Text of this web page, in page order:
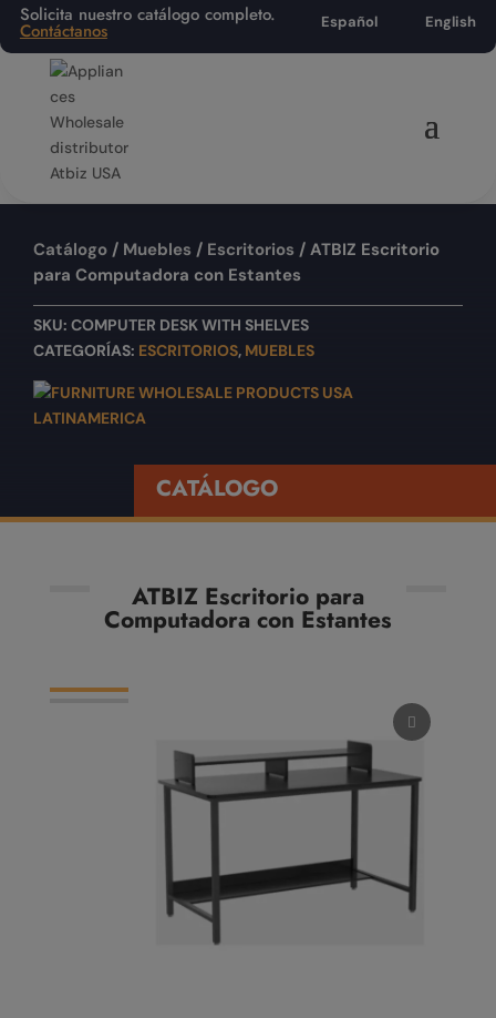
Solicita nuestro catálogo completo.
Contáctanos Español English
Catálogo / Muebles / Escritorios / ATBIZ Escritorio
para Computadora con Estantes
SKU: COMPUTER DESK WITH SHELVES
CATEGORÍAS: ESCRITORIOS, MUEBLES
CATÁLOGO
ATBIZ Escritorio para
Computadora con Estantes